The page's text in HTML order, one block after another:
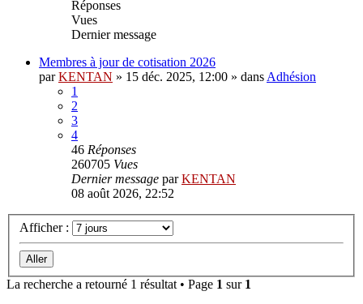
Réponses
Vues
Dernier message
Membres à jour de cotisation 2026
parKENTAN » 15 déc. 2025, 12:00 » dansAdhésion
1
2
3
4
46 Réponses
260705 Vues
Dernier message parKENTAN
08 août 2026, 22:52
Afficher :
La recherche a retourné 1 résultat • Page 1 sur 1